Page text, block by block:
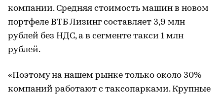
компании. Средняя стоимость машин в новом
портфеле ВТБ Лизинг составляет 3,9 млн
рублей без НДС, а в сегменте такси 1 млн
рублей.
«Поэтому на нашем рынке только около 30%
компаний работают с таксопарками. Крупные